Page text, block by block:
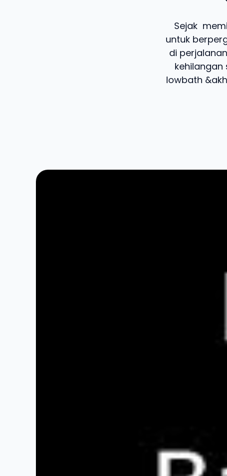
Sejak
untuk
di
lowbath